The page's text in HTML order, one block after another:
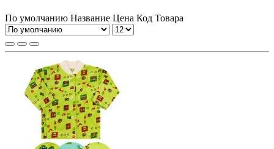
По умолчанию Название Цена Код Товара